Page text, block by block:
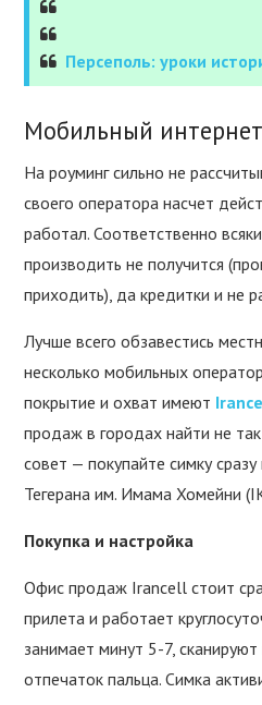
Персеполь: уроки
Мобильный
На роуминг сильно не
своего оператора насчет
работал. Соответственно
производить не получится
приходить), да кредитки и не
Лучше всего обзавестись
несколько мобильных
покрытие и охват имеют
продаж в городах найти не
совет — покупайте симку
Тегерана им. Имама Хомейни
Покупка и настройка
Офис продаж Irancell стоит
прилета и работает
занимает минут 5-7,
отпечаток пальца. Симка